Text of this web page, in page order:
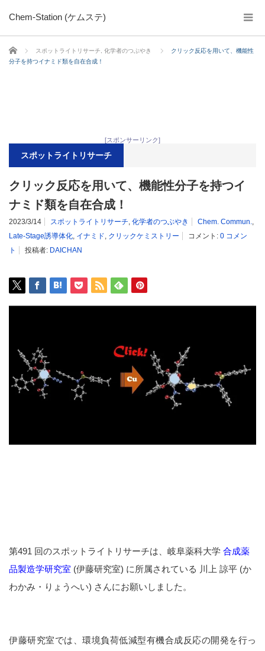
Chem-Station (ケムステ)
ホーム スポットライトリサーチ 化学者のつぶやき
クリック反応を用いて、機能性
分子を持つイナミド類を自在合成！
[スポンサーリンク]
スポットライトリサーチ
クリック反応を用いて、機能性分子を持つイ
ナミド類を自在合成！
2023/3/14 スポットライトリサーチ, 化学者のつぶやき Chem. Commun.,
Late-Stage誘導体化, イナミド, クリックケミストリー コメント: 0 コメン
ト
投稿者: DAICHAN
第491 回のスポットライトリサーチは、岐阜薬科大学 合成薬
品製造学研究室 (伊藤研究室) に所属されている 川上 諒平 (か
わかみ・りょうへい) さんにお願いしました。
伊藤研究室では、環境負荷低減型有機合成反応の開発を行っ